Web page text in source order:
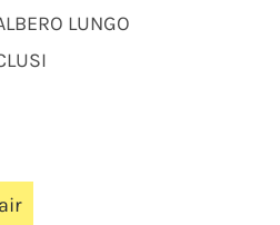
LUNGO